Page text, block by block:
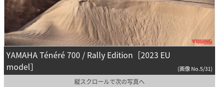
YAMAHA Ténéré 700 / Rally Edition［2023 EU
model］
(画像 No.5/31)
縦スクロールで次の写真へ